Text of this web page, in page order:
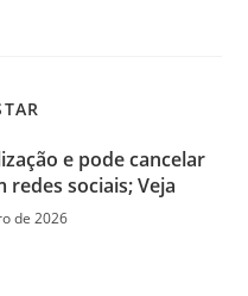
e pode cancelar
redes sociais; Veja
de 2026